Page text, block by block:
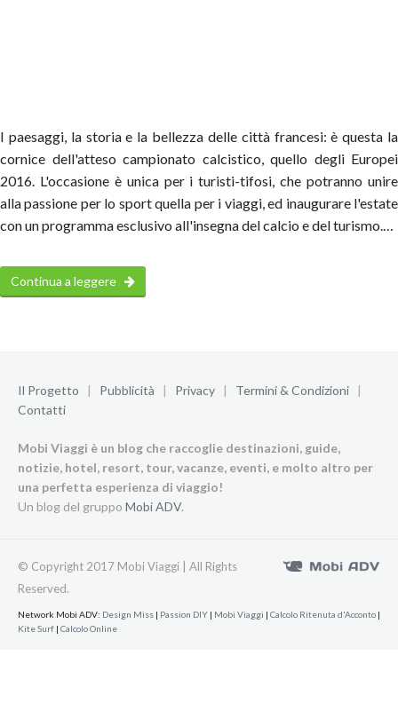
I paesaggi, la storia e la bellezza delle città francesi: è questa la
cornice dell'atteso campionato calcistico, quello degli Europei
2016. L'occasione è unica per i turisti-tifosi, che potranno unire
alla passione per lo sport quella per i viaggi, ed inaugurare l'estate
con un programma esclusivo all'insegna del calcio e del turismo.…
Continua a leggere
Il Progetto | Pubblicità | Privacy | Termini & Condizioni |
Contatti
Mobi Viaggi è un blog che raccoglie destinazioni, guide,
notizie, hotel, resort, tour, vacanze, eventi, e molto altro per
una perfetta esperienza di viaggio!
Un blog del gruppo Mobi ADV.
© Copyright 2017 Mobi Viaggi | All Rights
Reserved.
Network Mobi ADV: Design Miss | Passion DIY | Mobi Viaggi | Calcolo Ritenuta d'Acconto |
Kite Surf | Calcolo Online